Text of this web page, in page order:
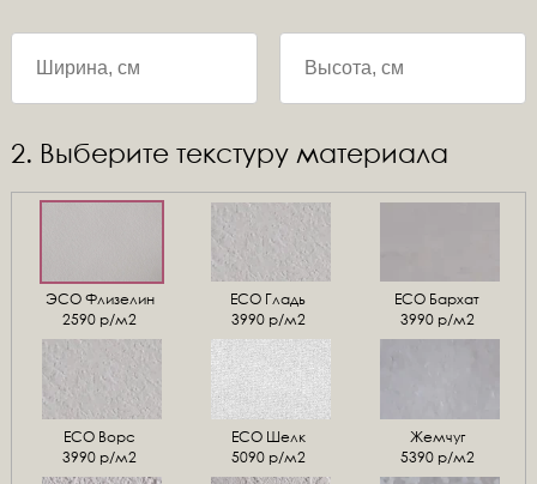
2. Выберите текстуру материала
ЭСО Флизелин
2590 р/м2
ЕСО Гладь
3990 р/м2
ECO Бархат
3990 р/м2
ЕСО Ворс
3990 р/м2
ЕСО Шелк
5090 р/м2
Жемчуг
5390 р/м2